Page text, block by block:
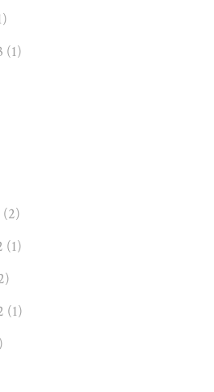
(1)
(2)
(1)
(1)